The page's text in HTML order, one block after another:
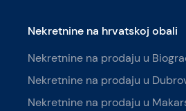
Nekretnine na hrvatskoj obali
Nekretnine na prodaju u
Nekretnine na prodaju u
Nekretnine na prodaju u